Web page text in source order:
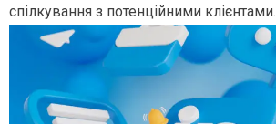
спілкування з потенційними клієнтами.